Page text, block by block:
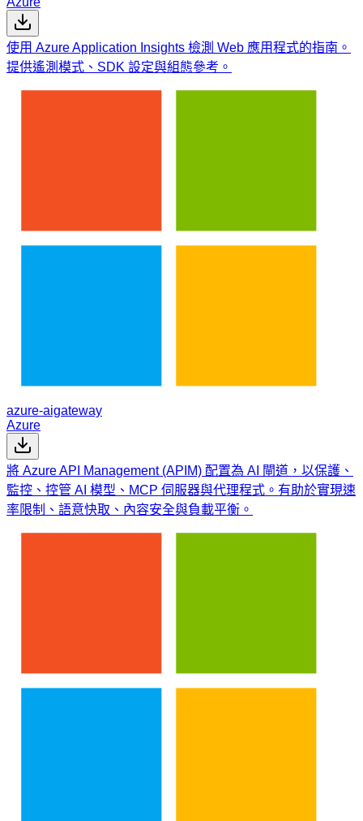
使用 Azure Application Insights 檢測 Web 應用程式的指南。
提供遙測模式、SDK 設定與組態參考。
azure-aigateway
Azure
將 Azure API Management (APIM) 配置為 AI 閘道，以保護、
監控、控管 AI 模型、MCP 伺服器與代理程式。有助於實現速
率限制、語意快取、內容安全與負載平衡。